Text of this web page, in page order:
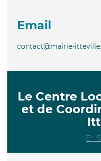
Email
contact@mairie-
Le Centre
et de
En